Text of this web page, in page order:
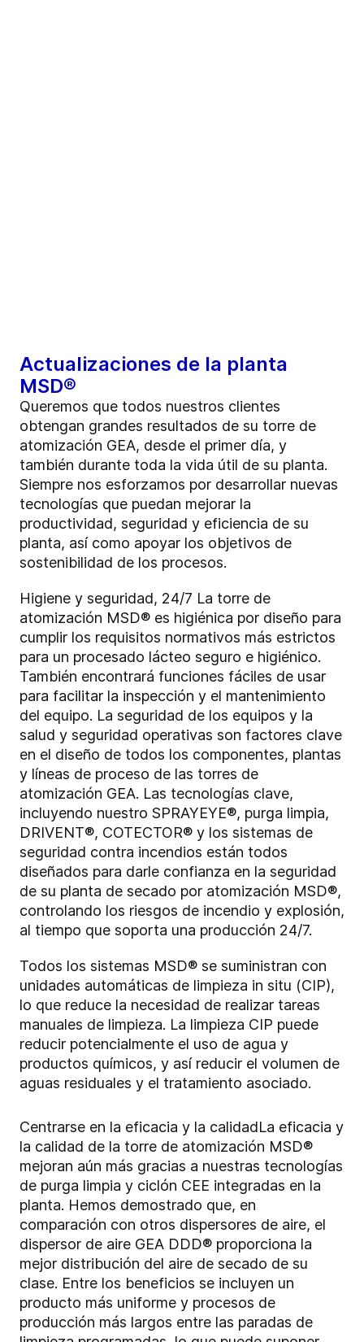
Actualizaciones de la planta
MSD®
Queremos que todos nuestros clientes
obtengan grandes resultados de su torre de
atomización GEA, desde el primer día, y
también durante toda la vida útil de su planta.
Siempre nos esforzamos por desarrollar nuevas
tecnologías que puedan mejorar la
productividad, seguridad y eficiencia de su
planta, así como apoyar los objetivos de
sostenibilidad de los procesos.
Higiene y seguridad, 24/7 La torre de
atomización MSD® es higiénica por diseño para
cumplir los requisitos normativos más estrictos
para un procesado lácteo seguro e higiénico.
También encontrará funciones fáciles de usar
para facilitar la inspección y el mantenimiento
del equipo. La seguridad de los equipos y la
salud y seguridad operativas son factores clave
en el diseño de todos los componentes, plantas
y líneas de proceso de las torres de
atomización GEA. Las tecnologías clave,
incluyendo nuestro SPRAYEYE®, purga limpia,
DRIVENT®, COTECTOR® y los sistemas de
seguridad contra incendios están todos
diseñados para darle confianza en la seguridad
de su planta de secado por atomización MSD®,
controlando los riesgos de incendio y explosión,
al tiempo que soporta una producción 24/7.
Todos los sistemas MSD® se suministran con
unidades automáticas de limpieza in situ (CIP),
lo que reduce la necesidad de realizar tareas
manuales de limpieza. La limpieza CIP puede
reducir potencialmente el uso de agua y
productos químicos, y así reducir el volumen de
aguas residuales y el tratamiento asociado.
Centrarse en la eficacia y la calidadLa eficacia y
la calidad de la torre de atomización MSD®
mejoran aún más gracias a nuestras tecnologías
de purga limpia y ciclón CEE integradas en la
planta. Hemos demostrado que, en
comparación con otros dispersores de aire, el
dispersor de aire GEA DDD® proporciona la
mejor distribución del aire de secado de su
clase. Entre los beneficios se incluyen un
producto más uniforme y procesos de
producción más largos entre las paradas de